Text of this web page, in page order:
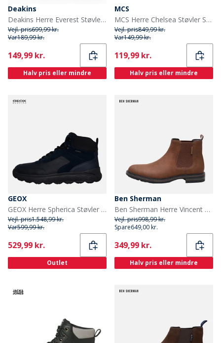
Deakins
Deakins Herre Everest Støvler Sort
Vejl. pris699,99 kr.
Var189,99 kr.
Current
149,99 kr.
Halv pris eller mindre
MCS
MCS Herre Chelsea Støvler Sort
Vejl. pris849,99 kr.
Var149,99 kr.
Current
119,99 kr.
Halv pris eller mindre
GEOX
GEOX Herre Spherica Støvler Marineblå
Vejl. pris1.548,99 kr.
Var599,99 kr.
Current
529,99 kr.
Outlet
Ben Sherman
Ben Sherman Herre Vincent Chelsea Støvler Brun
Vejl. pris998,99 kr.
Spare649,00 kr.
Current
349,99 kr.
Halv pris eller mindre